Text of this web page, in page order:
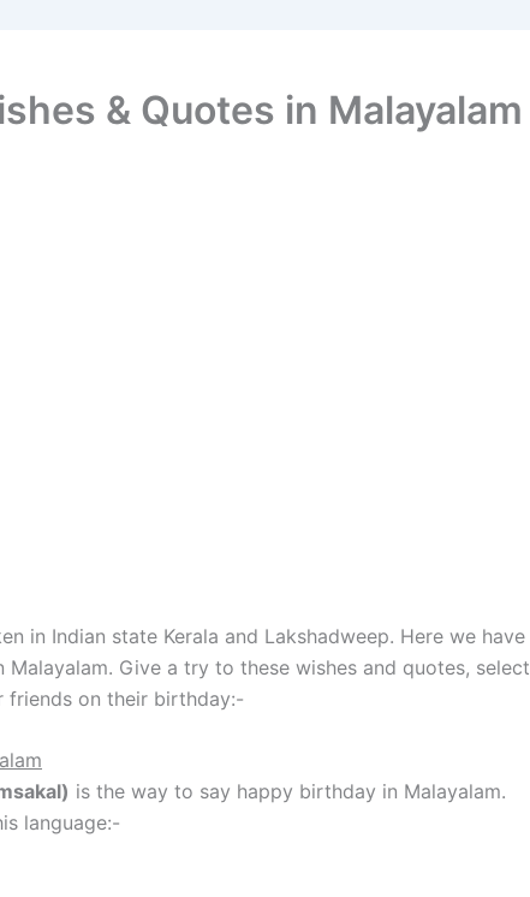
& Quotes in Malayalam
in Indian state Kerala and Lakshadweep. Here we have
Malayalam. Give a try to these wishes and quotes, select
friends on their birthday:-
is the way to say happy birthday in Malayalam.
language:-